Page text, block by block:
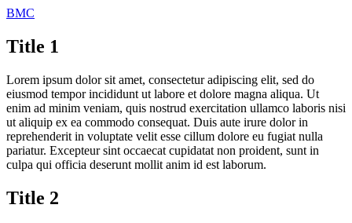
BMC
Title 1
Lorem ipsum dolor sit amet, consectetur adipiscing elit, sed do
eiusmod tempor incididunt ut labore et dolore magna aliqua. Ut
enim ad minim veniam, quis nostrud exercitation ullamco laboris nisi
ut aliquip ex ea commodo consequat. Duis aute irure dolor in
reprehenderit in voluptate velit esse cillum dolore eu fugiat nulla
pariatur. Excepteur sint occaecat cupidatat non proident, sunt in
culpa qui officia deserunt mollit anim id est laborum.
Title 2